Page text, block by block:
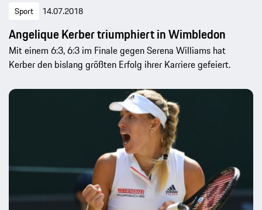
Sport 14.07.2018
Angelique Kerber triumphiert in Wimbledon
Mit einem 6:3, 6:3 im Finale gegen Serena Williams hat
Kerber den bislang größten Erfolg ihrer Karriere gefeiert.